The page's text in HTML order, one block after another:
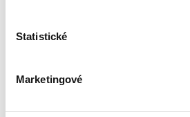
Statistické
MarketingovéPublikace navazuje na druhé